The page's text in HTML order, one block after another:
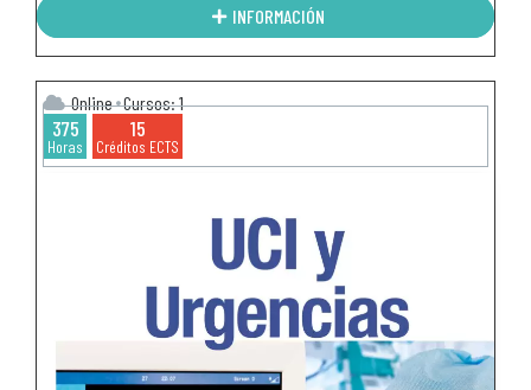
INFORMACIÓN
Online Cursos: 1
375
Horas
15
Créditos ECTS